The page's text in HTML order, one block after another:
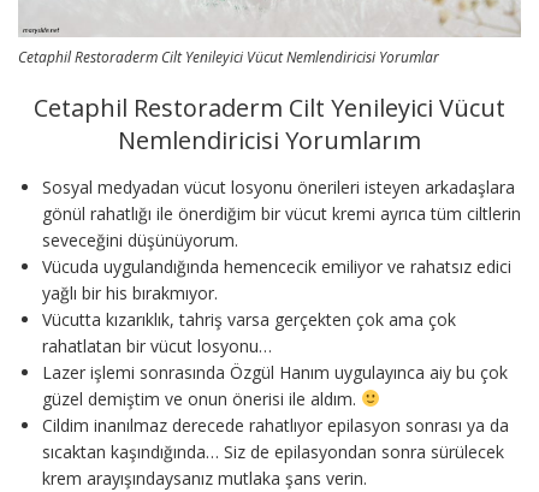
Cetaphil Restoraderm Cilt Yenileyici Vücut Nemlendiricisi Yorumlar
Cetaphil Restoraderm Cilt Yenileyici Vücut
Nemlendiricisi Yorumlarım
Sosyal medyadan vücut losyonu önerileri isteyen arkadaşlara
gönül rahatlığı ile önerdiğim bir vücut kremi ayrıca tüm ciltlerin
seveceğini düşünüyorum.
Vücuda uygulandığında hemencecik emiliyor ve rahatsız edici
yağlı bir his bırakmıyor.
Vücutta kızarıklık, tahriş varsa gerçekten çok ama çok
rahatlatan bir vücut losyonu…
Lazer işlemi sonrasında Özgül Hanım uygulayınca aiy bu çok
güzel demiştim ve onun önerisi ile aldım.
Cildim inanılmaz derecede rahatlıyor epilasyon sonrası ya da
sıcaktan kaşındığında… Siz de epilasyondan sonra sürülecek
krem arayışındaysanız mutlaka şans verin.